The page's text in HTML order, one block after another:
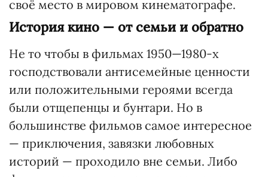
своё место в мировом кинематографе.
История кино — от семьи и обратно
Не то чтобы в фильмах 1950—1980-х
господствовали антисемейные ценности
или положительными героями всегда
были отщепенцы и бунтари. Но в
большинстве фильмов самое интересное
— приключения, завязки любовных
историй — проходило вне семьи. Либо